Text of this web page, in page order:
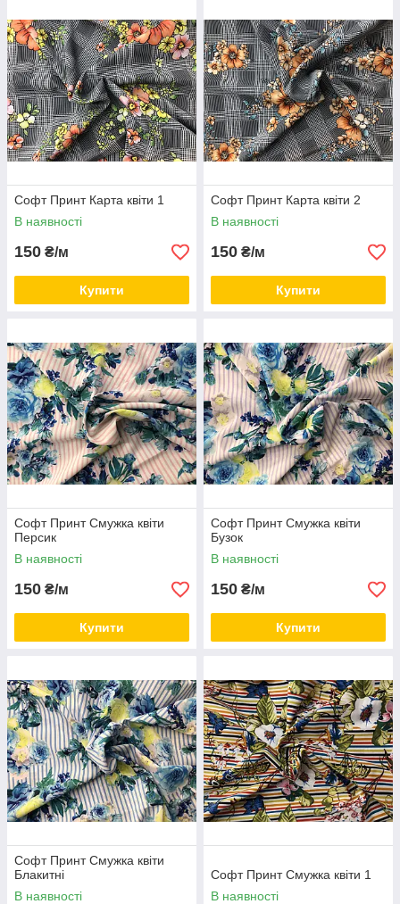
Софт Принт Карта квіти 1
В наявності
150 ₴/м
Купити
Софт Принт Карта квіти 2
В наявності
150 ₴/м
Купити
Софт Принт Смужка квіти
Персик
В наявності
150 ₴/м
Купити
Софт Принт Смужка квіти
Бузок
В наявності
150 ₴/м
Купити
Софт Принт Смужка квіти
Блакитні
В наявності
Софт Принт Смужка квіти 1
В наявності